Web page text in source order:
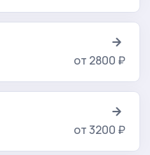
от 2800 ₽
от 3200 ₽